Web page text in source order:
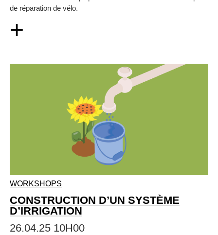
de réparation de vélo.
+
WORKSHOPS
CONSTRUCTION D’UN SYSTÈME
D’IRRIGATION
26.04.25 10H00